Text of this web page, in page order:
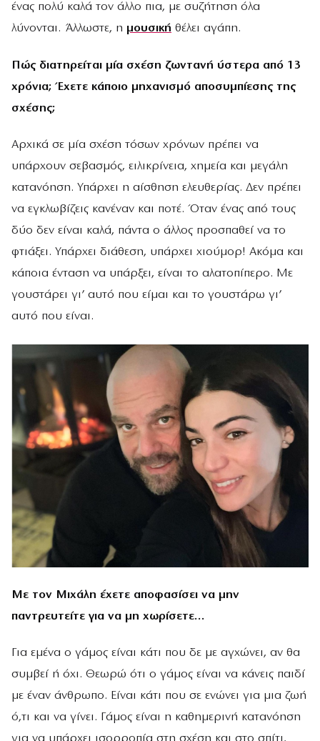
ένας πολύ καλά τον άλλο πια, με συζήτηση όλα
λύνονται. Άλλωστε, η μουσική θέλει αγάπη.
Πώς διατηρείται μία σχέση ζωντανή ύστερα από 13
χρόνια; Έχετε κάποιο μηχανισμό αποσυμπίεσης της
σχέσης;
Αρχικά σε μία σχέση τόσων χρόνων πρέπει να
υπάρχουν σεβασμός, ειλικρίνεια, χημεία και μεγάλη
κατανόηση. Υπάρχει η αίσθηση ελευθερίας. Δεν πρέπει
να εγκλωβίζεις κανέναν και ποτέ. Όταν ένας από τους
δύο δεν είναι καλά, πάντα ο άλλος προσπαθεί να το
φτιάξει. Υπάρχει διάθεση, υπάρχει χιούμορ! Ακόμα και
κάποια ένταση να υπάρξει, είναι το αλατοπίπερο. Με
γουστάρει γι’ αυτό που είμαι και το γουστάρω γι’
αυτό που είναι.
Με τον Μιχάλη έχετε αποφασίσει να μην
παντρευτείτε για να μη χωρίσετε…
Για εμένα ο γάμος είναι κάτι που δε με αγχώνει, αν θα
συμβεί ή όχι. Θεωρώ ότι ο γάμος είναι να κάνεις παιδί
με έναν άνθρωπο. Είναι κάτι που σε ενώνει για μια ζωή
ό,τι και να γίνει. Γάμος είναι η καθημερινή κατανόηση
για να υπάρχει ισορροπία στη σχέση και στο σπίτι,